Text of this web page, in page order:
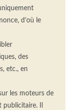
d’où le
des
etc., en
les moteurs de
publicitaire.